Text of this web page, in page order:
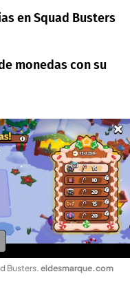
en Squad Busters
monedas con su
Busters. eldesmarque.com